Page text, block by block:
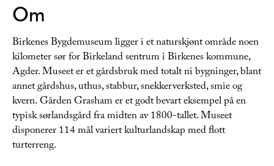
Om
Birkenes Bygdemuseum ligger i et naturskjønt område noen
kilometer sør for Birkeland sentrum i Birkenes kommune,
Agder. Museet er et gårdsbruk med totalt ni bygninger, blant
annet gårdshus, uthus, stabbur, snekkerverksted, smie og
kvern.Gården Grashamer et godt bevart eksempel på en
typisk sørlandsgård fra midten av 1800-tallet. Museet
disponerer 114 mål variert kulturlandskap med flott
turterreng.